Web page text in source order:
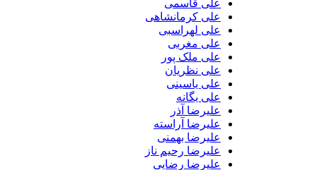
علی قاسمی
علی کرمانشاهی
علی لهراسبی
علی مغربی
علی ملک پور
علی نظریان
علی یاسینی
علی یگانه
علیرضا آذر
علیرضا آراسته
علیرضا بهمنی
علیرضا رحیم ناز
علیرضا رضایی